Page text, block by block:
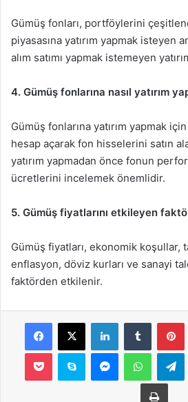
Gümüş fonları, portföylerini
piyasasına yatırım yapmak isteyen
alım satımı yapmak istemeyen
4. Gümüş fonlarına nasıl yatırım
Gümüş fonlarına yatırım yapmak
hesap açarak fon hisselerini satın
yatırım yapmadan önce fonun
ücretlerini incelemek önemlidir.
5. Gümüş fiyatlarını etkileyen
Gümüş fiyatları, ekonomik koşullar,
enflasyon, döviz kurları ve sanayi
faktörden etkilenir.
Facebook
X LinkedInTumblr
Pocket Skype Messenger